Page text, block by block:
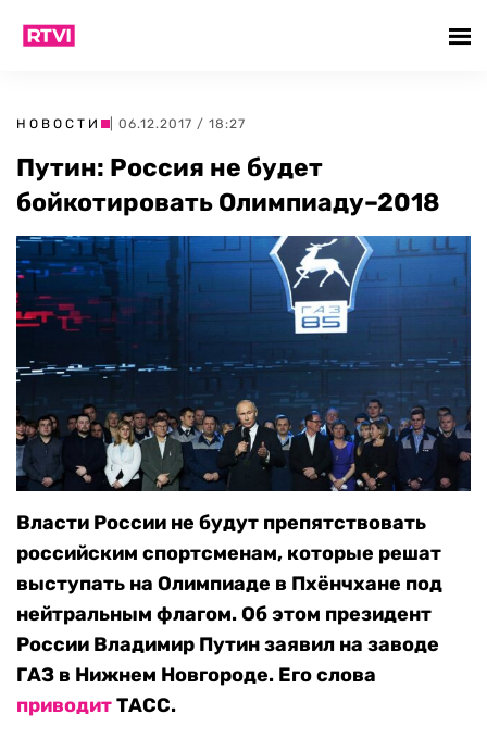
НОВОСТИ | 06.12.2017 / 18:27
Путин: Россия не будет
бойкотировать Олимпиаду–2018
Власти России не будут препятствовать
российским спортсменам, которые решат
выступать на Олимпиаде в Пхёнчхане под
нейтральным флагом. Об этом президент
России Владимир Путин заявил на заводе
ГАЗ в Нижнем Новгороде. Его слова
приводитТАСС.